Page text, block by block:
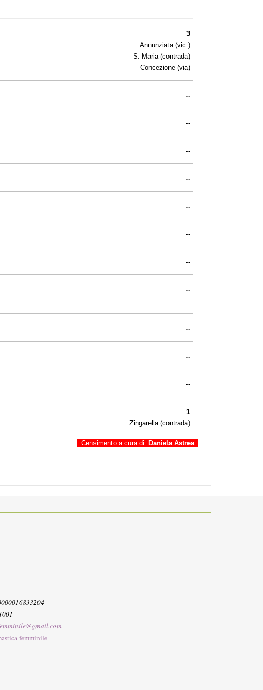
3
Annunziata (vic.)
S. Maria (contrada)
Concezione (via)
--
--
--
--
--
--
--
--
--
--
--
1
Zingarella (contrada)
Censimento a cura di: Daniela Astrea
femminile